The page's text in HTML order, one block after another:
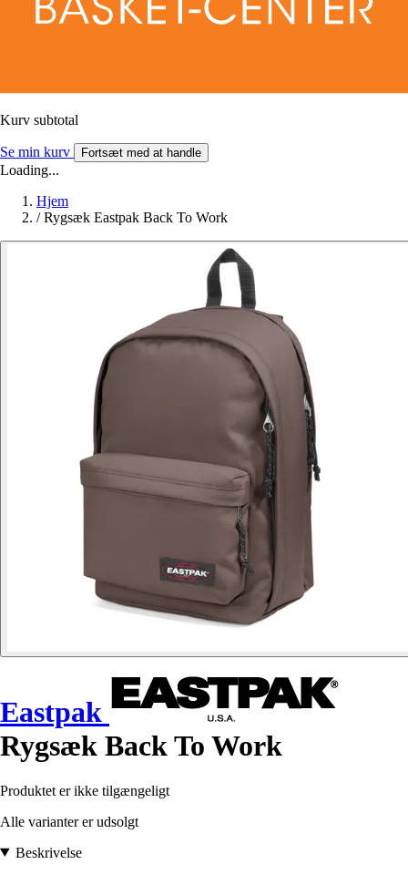
Kurv subtotal
Se min kurv Fortsæt med at handle
Loading...
Hjem
/ Rygsæk Eastpak Back To Work
Eastpak
Rygsæk Back To Work
Produktet er ikke tilgængeligt
Alle varianter er udsolgt
Beskrivelse